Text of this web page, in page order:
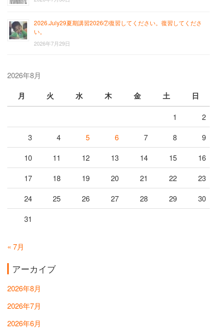
2026.July29夏期講習2026⑦復習してください。復習してくださ
い。
2026年7月29日
2026年8月
月 火 水 木 金 土 日
1
2
3
4 5 6 7 8
9
10
11 12 13 14 15
16
17
18 19 20 21 22
23
24
25 26 27 28 29
30
31
« 7月
アーカイブ
2026年8月
2026年7月
2026年6月